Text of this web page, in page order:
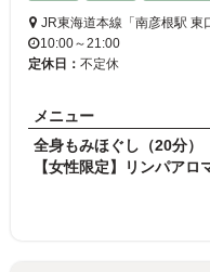
JR東海道本線「南彦根駅
10:00～21:00
定休日： 不定休
メニュー
全身もみほぐし（20分）